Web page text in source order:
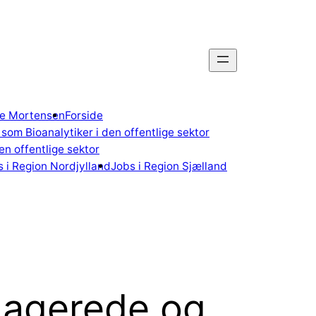
MortensenForside
Bioanalytiker i den offentlige sektor
offentlige sektor
i Region NordjyllandJobs i Region Sjælland